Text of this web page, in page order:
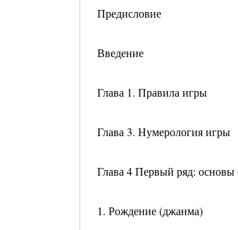
Предисловие
Введение
Глава 1. Правила игры
Глава 3. Нумерология игры
Глава 4 Первый ряд: основы
1. Рождение (джанма)